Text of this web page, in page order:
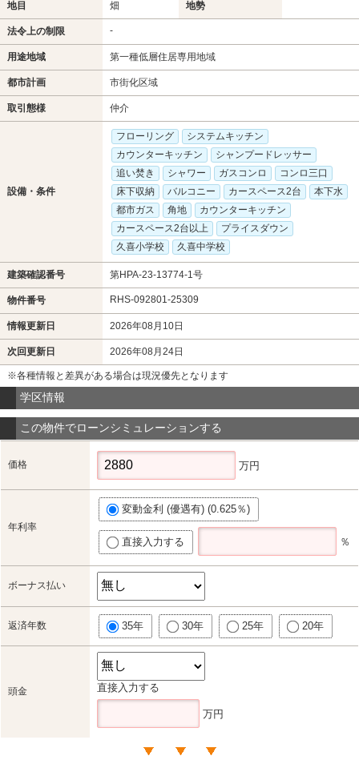
地目 畑 地勢
法令上の制限 -
用途地域 第一種低層住居専用地域
都市計画 市街化区域
取引態様 仲介
設備・条件
フローリング
システムキッチン
カウンターキッチン
シャンプードレッサー
追い焚き
シャワー ガスコンロ
コンロ三口
床下収納
バルコニー カースペース2台
本下水
都市ガス
角地
カウンターキッチン
カースペース2台以上
プライスダウン
久喜小学校
久喜中学校
建築確認番号 第HPA-23-13774-1号
物件番号 RHS-092801-25309
情報更新日 2026年08月10日
次回更新日 2026年08月24日
※各種情報と差異がある場合は現況優先となります
学区情報
この物件でローンシミュレーションする
価格 万円
年利率
変動金利 (優遇有) (0.625％)
直接入力する ％
ボーナス払い
返済年数 35年 30年 25年 20年
頭金 直接入力する
万円